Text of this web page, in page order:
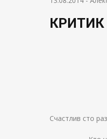
КРИТИК
Счастлив сто